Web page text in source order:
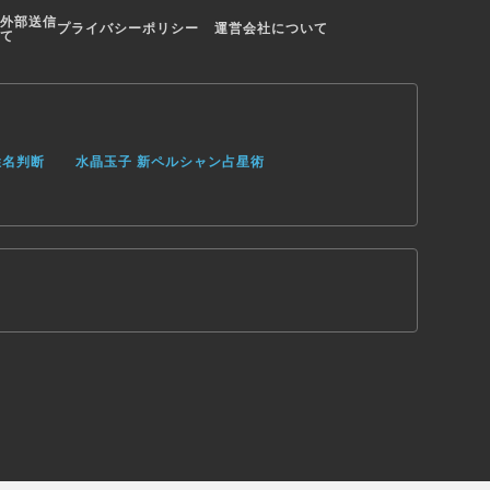
部送信プライバシーポリシー 運営会社について
判断
水晶玉子 新ペルシャン占星術